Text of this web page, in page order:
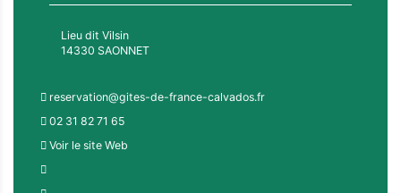
Lieu dit Vilsin
14330 SAONNET
reservation@gites-de-france-calvados.fr
02 31 82 71 65
Voir le site Web